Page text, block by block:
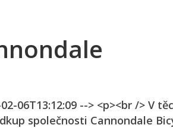
06T13:12:09 --> <p><br /> V
společnosti Cannondale